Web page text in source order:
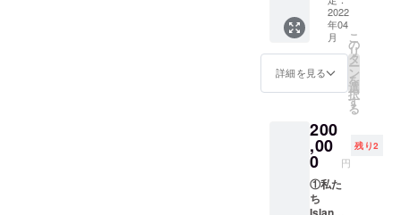
リーン
の５色
からお
選びい
ます
［オリ
カッ
プ］ 色:
ホワイ
ト
Island
のチー
［オリ
ジナル
ステッ
カー］
縦
70mm×
で
Island
のチー
ムロゴ
が入っ
たもの
動報告
のメー
ルにご
自身の
名前の
せてい
ただき
ます ※
ビデオ
メッ
セージ
る池頭
様によ
る講演
会にご
招待し
ます
⑦Islan
ムペー
ジと活
動報告
のメー
ルにご
自身の
げます
⑤景品
全て
(ボール
ペン、
マグ
カッ
フォト
ブック)
を差し
上げま
す
⑥Islan
もたち
からの
ビデオ
メッ
セージ
③私た
ちから
のメッ
セージ
付き
カード
④Islan
dのチー
2022
年04
月
詳細を見る
こ
の
リ
タ
ー
ン
を
選
択
す
る
200
,00
0 円
残り2
①私た
ち